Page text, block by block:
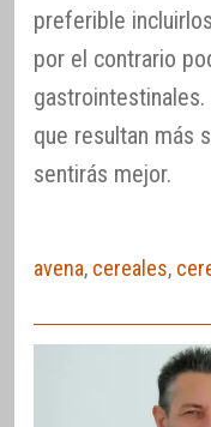
preferible
por el contrario
que resultan más
sentirás mejor.
avena, cereales,